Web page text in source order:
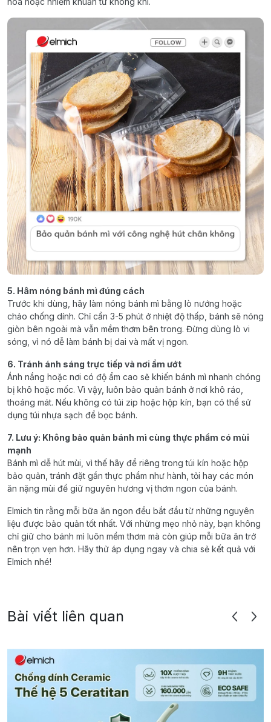
5. Hâm nóng bánh mì đúng cách
Trước khi dùng, hãy làm nóng bánh mì bằng lò nướng hoặc
chảo chống dính. Chỉ cần 3-5 phút ở nhiệt độ thấp, bánh sẽ nóng
giòn bên ngoài mà vẫn mềm thơm bên trong. Đừng dùng lò vi
sóng, vì nó dễ làm bánh bị dai và mất vị ngon.
6. Tránh ánh sáng trực tiếp và nơi ẩm ướt
Ánh nắng hoặc nơi có độ ẩm cao sẽ khiến bánh mì nhanh chóng
bị khô hoặc mốc. Vì vậy, luôn bảo quản bánh ở nơi khô ráo,
thoáng mát. Nếu không có túi zip hoặc hộp kín, bạn có thể sử
dụng túi nhựa sạch để bọc bánh.
7. Lưu ý: Không bảo quản bánh mì cùng thực phẩm có mùi
mạnh
Bánh mì dễ hút mùi, vì thế hãy để riêng trong túi kín hoặc hộp
bảo quản, tránh đặt gần thực phẩm như hành, tỏi hay các món
ăn nặng mùi để giữ nguyên hương vị thơm ngon của bánh.
Elmich tin rằng mỗi bữa ăn ngon đều bắt đầu từ những nguyên
liệu được bảo quản tốt nhất. Với những mẹo nhỏ này, bạn không
chỉ giữ cho bánh mì luôn mềm thơm mà còn giúp mỗi bữa ăn trở
nên trọn vẹn hơn. Hãy thử áp dụng ngay và chia sẻ kết quả với
Elmich nhé!
Bài viết liên quan